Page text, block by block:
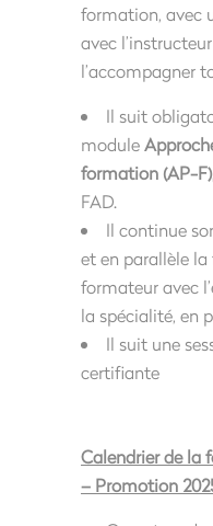
formation, avec
avec
l’accompagner
Il suit
module
formation (AP-F)
FAD.
Il continue
et en parallèle
formateur avec
la spécialité, en
Il suit une
certifiante
Calendrier de la
– Promotion